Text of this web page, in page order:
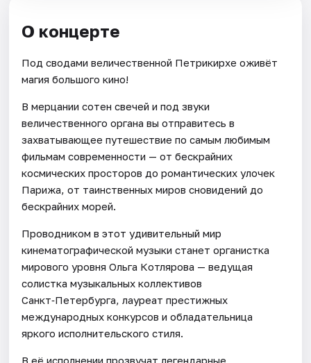
О концерте
Под сводами величественной Петрикирхе оживёт
магия большого кино!
В мерцании сотен свечей и под звуки
величественного органа вы отправитесь в
захватывающее путешествие по самым любимым
фильмам современности — от бескрайних
космических просторов до романтических улочек
Парижа, от таинственных миров сновидений до
бескрайних морей.
Проводником в этот удивительный мир
кинематографической музыки станет органистка
мирового уровня Ольга Котлярова — ведущая
солистка музыкальных коллективов
Санкт‑Петербурга, лауреат престижных
международных конкурсов и обладательница
яркого исполнительского стиля.